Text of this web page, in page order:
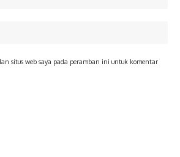
situs web saya pada peramban ini untuk komentar